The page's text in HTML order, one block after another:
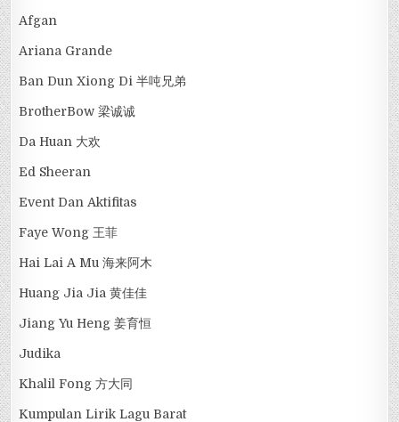
Afgan
Ariana Grande
Ban Dun Xiong Di 半吨兄弟
BrotherBow 梁诚诚
Da Huan 大欢
Ed Sheeran
Event Dan Aktifitas
Faye Wong 王菲
Hai Lai A Mu 海来阿木
Huang Jia Jia 黄佳佳
Jiang Yu Heng 姜育恒
Judika
Khalil Fong 方大同
Kumpulan Lirik Lagu Barat